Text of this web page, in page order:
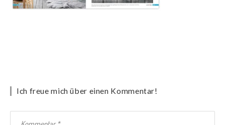
Ich freue mich über einen Kommentar!